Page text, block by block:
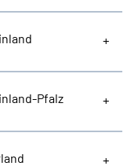
Pfalz